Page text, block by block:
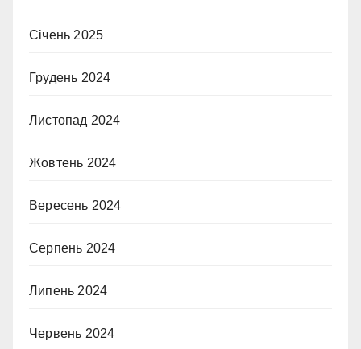
Січень 2025
Грудень 2024
Листопад 2024
Жовтень 2024
Вересень 2024
Серпень 2024
Липень 2024
Червень 2024